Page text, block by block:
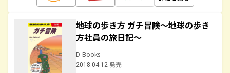
地球の歩き方 ガチ冒険～地球の歩き
方社員の旅日記～
D-Books
2018.04.12 発売